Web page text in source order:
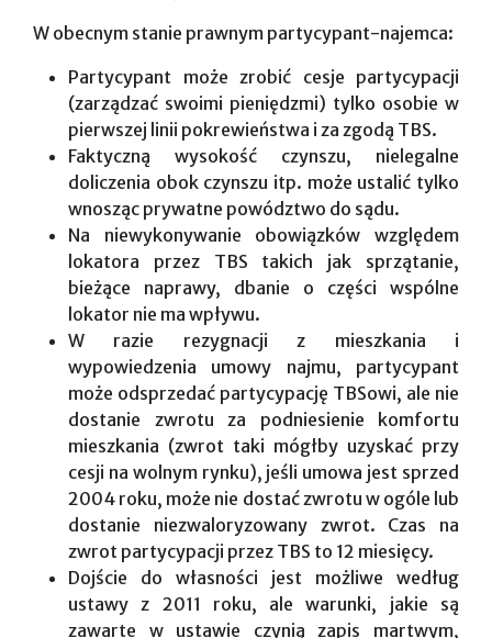
W obecnym stanie prawnym partycypant-najemca:
Partycypant może zrobić cesje partycypacji
(zarządzać swoimi pieniędzmi) tylko osobie w
pierwszej linii pokrewieństwa i za zgodą TBS.
Faktyczną wysokość czynszu, nielegalne
doliczenia obok czynszu itp. może ustalić tylko
wnosząc prywatne powództwo do sądu.
Na niewykonywanie obowiązków względem
lokatora przez TBS takich jak sprzątanie,
bieżące naprawy, dbanie o części wspólne
lokator nie ma wpływu.
W razie rezygnacji z mieszkania i
wypowiedzenia umowy najmu, partycypant
może odsprzedać partycypację TBSowi, ale nie
dostanie zwrotu za podniesienie komfortu
mieszkania (zwrot taki mógłby uzyskać przy
cesji na wolnym rynku), jeśli umowa jest sprzed
2004 roku, może nie dostać zwrotu w ogóle lub
dostanie niezwaloryzowany zwrot. Czas na
zwrot partycypacji przez TBS to 12 miesięcy.
Dojście do własności jest możliwe według
ustawy z 2011 roku, ale warunki, jakie są
zawarte w ustawie czynią zapis martwym,